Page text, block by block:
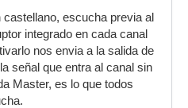
escucha previa al
integrado en cada canal
nos envia a la salida de
señal que entra al canal sin
Master, es lo que todos